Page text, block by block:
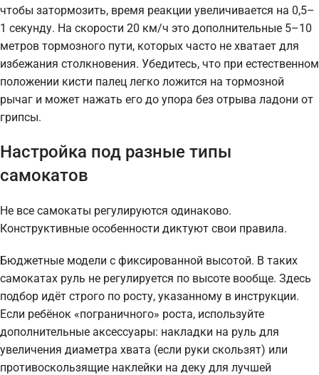
чтобы затормозить, время реакции увеличивается на 0,5–
1 секунду. На скорости 20 км/ч это дополнительные 5–10
метров тормозного пути, которых часто не хватает для
избежания столкновения. Убедитесь, что при естественном
положении кисти палец легко ложится на тормозной
рычаг и может нажать его до упора без отрыва ладони от
грипсы.
Настройка под разные типы
самокатов
Не все самокаты регулируются одинаково.
Конструктивные особенности диктуют свои правила.
Бюджетные модели с фиксированной высотой. В таких
самокатах руль не регулируется по высоте вообще. Здесь
подбор идёт строго по росту, указанному в инструкции.
Если ребёнок «пограничного» роста, используйте
дополнительные аксессуары: накладки на руль для
увеличения диаметра хвата (если руки скользят) или
противоскользящие наклейки на деку для лучшей